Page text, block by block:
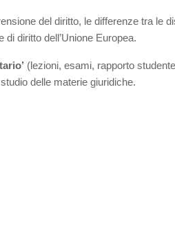
del diritto, le differenze tra le
diritto dell’Unione Europea.
(lezioni, esami, rapporto
delle materie giuridiche.